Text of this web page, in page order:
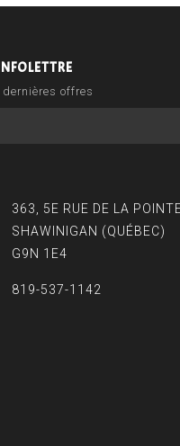
offres
363, 5E RUE DE LA
SHAWINIGAN (QUÉBEC)
G9N 1E4
819-537-1142